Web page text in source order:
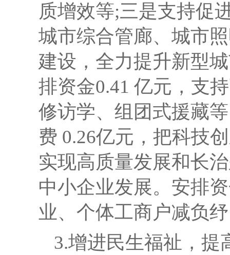
质增效等;三是支持促
城市综合管廊、城市
建设 ，全力提升新型
排资金0.41 亿元，支
修访学、组团式援藏
费 0.26亿元，把科技
实现高质量发展和长
中小企业发展。安排
业、个体工商户减负
3.增进民生福祉，提